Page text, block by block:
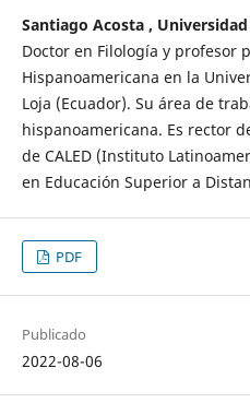
Santiago Acosta ,
Doctor en Filología y profesor
Hispanoamericana en la
Loja (Ecuador). Su área de
hispanoamericana. Es rector
de CALED (Instituto
en Educación Superior a
PDF
Publicado
2022-08-06